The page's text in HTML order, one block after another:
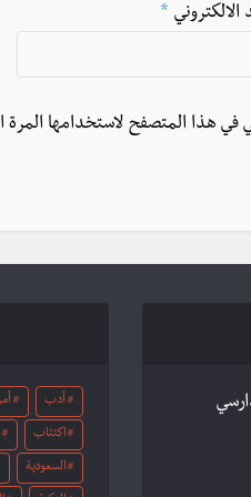
الالكتروني *
في هذا المتصفح لاستخدامها المرة
أدب
اكتئاب
السعودية